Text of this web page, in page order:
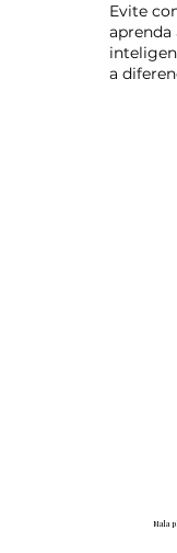
Evite
aprenda
a
Mala